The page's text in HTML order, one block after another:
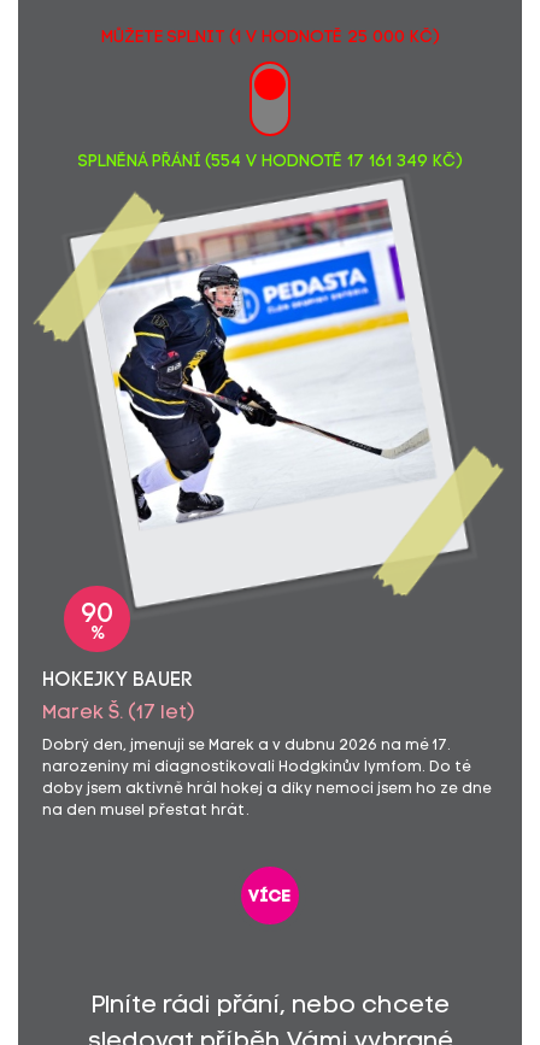
MŮŽETE SPLNIT (1 v hodnotě 25 000 Kč)
SPLNĚNÁ PŘÁNÍ (554 v hodnotě 17 161 349 Kč)
90
%
HOKEJKY BAUER
Marek Š. (17 let)
Dobrý den, jmenuji se Marek a v dubnu 2026 na mé 17.
narozeniny mi diagnostikovali Hodgkinův lymfom. Do té
doby jsem aktivně hrál hokej a díky nemoci jsem ho ze dne
na den musel přestat hrát.
více
Plníte rádi přání, nebo chcete